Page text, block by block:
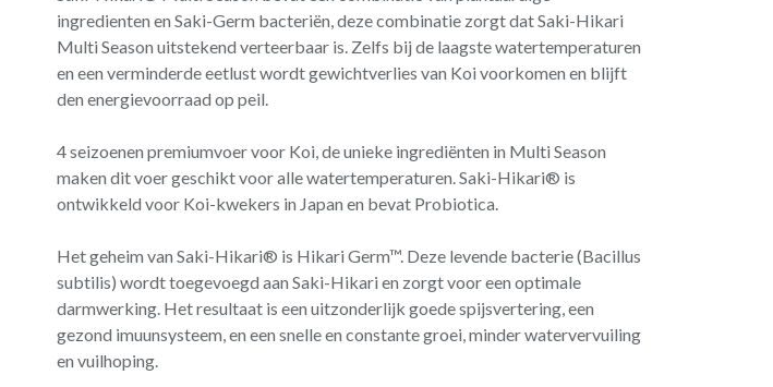
ingredienten en Saki-Germ bacteriën, deze combinatie zorgt dat Saki-Hikari
Multi Season uitstekend verteerbaar is. Zelfs bij de laagste watertemperaturen
en een verminderde eetlust wordt gewichtverlies van Koi voorkomen en blijft
den energievoorraad op peil.
4 seizoenen premiumvoer voor Koi, de unieke ingrediënten in Multi Season
maken dit voer geschikt voor alle watertemperaturen. Saki-Hikari® is
ontwikkeld voor Koi-kwekers in Japan en bevat Probiotica.
Het geheim van Saki-Hikari® is Hikari Germ™. Deze levende bacterie (Bacillus
subtilis) wordt toegevoegd aan Saki-Hikari en zorgt voor een optimale
darmwerking. Het resultaat is een uitzonderlijk goede spijsvertering, een
gezond imuunsysteem, en een snelle en constante groei, minder watervervuiling
en vuilhoping.